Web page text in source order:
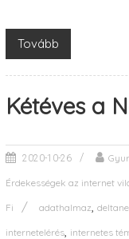
Tovább
Kétéves a
2020-10-26
Érdekességek az internet
Fi adathalmaz
internetelérés, internetes